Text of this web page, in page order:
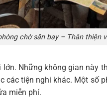
chờ sân bay – Thân thiện
Những không gian này
các tiện nghi khác. Một số
miễn phí.